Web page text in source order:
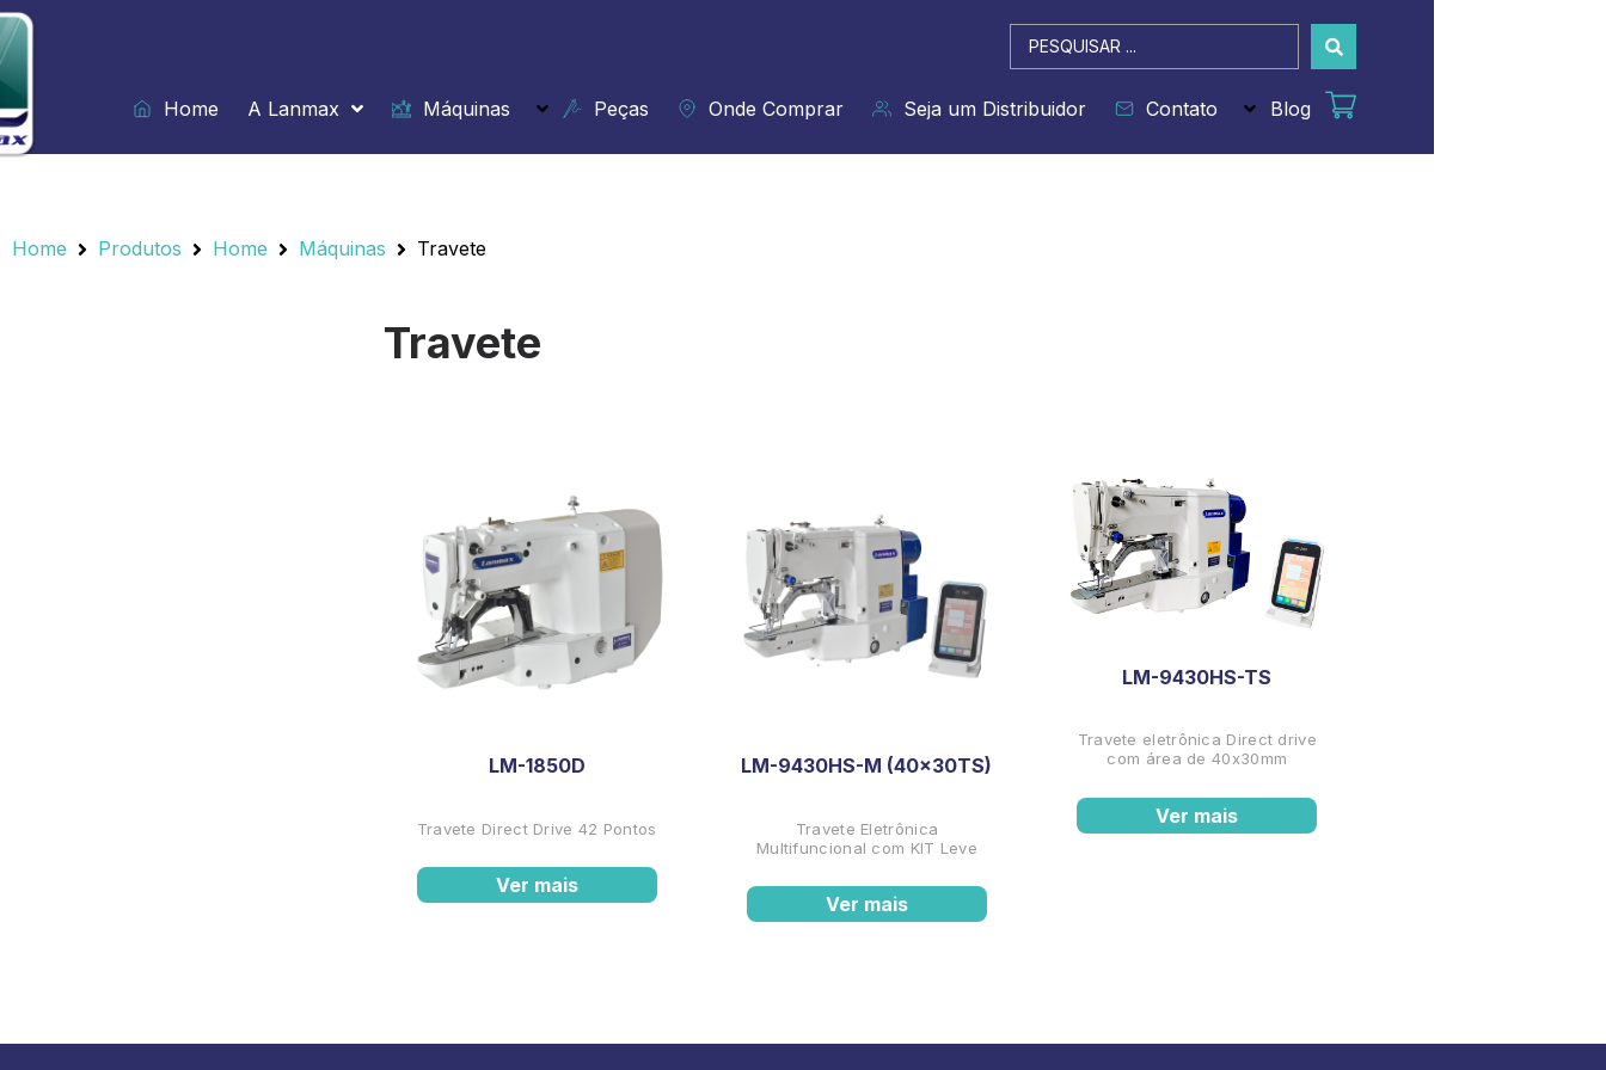
Ir
para
o
conteúdo
Pesquisar
...
Home
A Lanmax Máquinas Peças Onde Comprar Seja um Distribuidor Contato Blog
Home Produtos / Home / Máquinas / Travete
Home Produtos Home Máquinas Travete
Travete
LM-1850D
Travete Direct Drive 42 Pontos
Ver mais
LM-9430HS-M (40x30TS)
Travete Eletrônica
Multifuncional com KIT Leve
Ver mais
LM-9430HS-TS
Travete eletrônica Direct drive
com área de 40x30mm
Ver mais